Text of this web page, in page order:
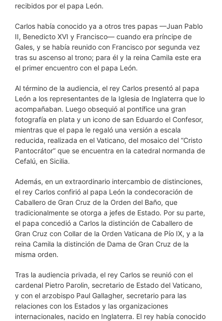
recibidos por el papa León.
Carlos había conocido ya a otros tres papas —Juan Pablo
II, Benedicto XVI y Francisco— cuando era príncipe de
Gales, y se había reunido con Francisco por segunda vez
tras su ascenso al trono; para él y la reina Camila este era
el primer encuentro con el papa León.
Al término de la audiencia, el rey Carlos presentó al papa
León a los representantes de la Iglesia de Inglaterra que lo
acompañaban. Luego obsequió al pontífice una gran
fotografía en plata y un icono de san Eduardo el Confesor,
mientras que el papa le regaló una versión a escala
reducida, realizada en el Vaticano, del mosaico del “Cristo
Pantocrátor” que se encuentra en la catedral normanda de
Cefalú, en Sicilia.
Además, en un extraordinario intercambio de distinciones,
el rey Carlos confirió al papa León la condecoración de
Caballero de Gran Cruz de la Orden del Baño, que
tradicionalmente se otorga a jefes de Estado. Por su parte,
el papa concedió a Carlos la distinción de Caballero de
Gran Cruz con Collar de la Orden Vaticana de Pío IX, y a la
reina Camila la distinción de Dama de Gran Cruz de la
misma orden.
Tras la audiencia privada, el rey Carlos se reunió con el
cardenal Pietro Parolin, secretario de Estado del Vaticano,
y con el arzobispo Paul Gallagher, secretario para las
relaciones con los Estados y las organizaciones
internacionales, nacido en Inglaterra. El rey había conocido